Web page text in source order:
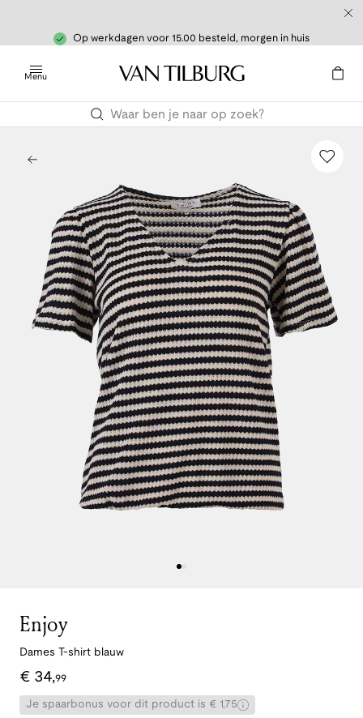
Op werkdagen voor 15.00 besteld, morgen in huis
Menu
Enjoy
Dames T-shirt blauw
€ 34,99
Je spaarbonus voor dit product is € 1,75